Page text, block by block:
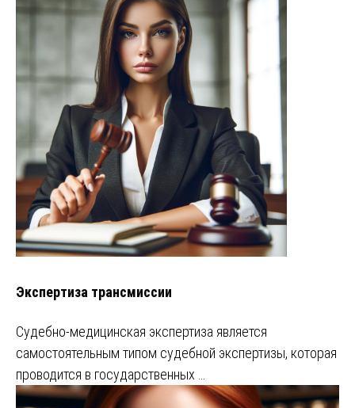
Экспертиза трансмиссии
Судебно-медицинская экспертиза является
самостоятельным типом судебной экспертизы, которая
проводится в государственных …